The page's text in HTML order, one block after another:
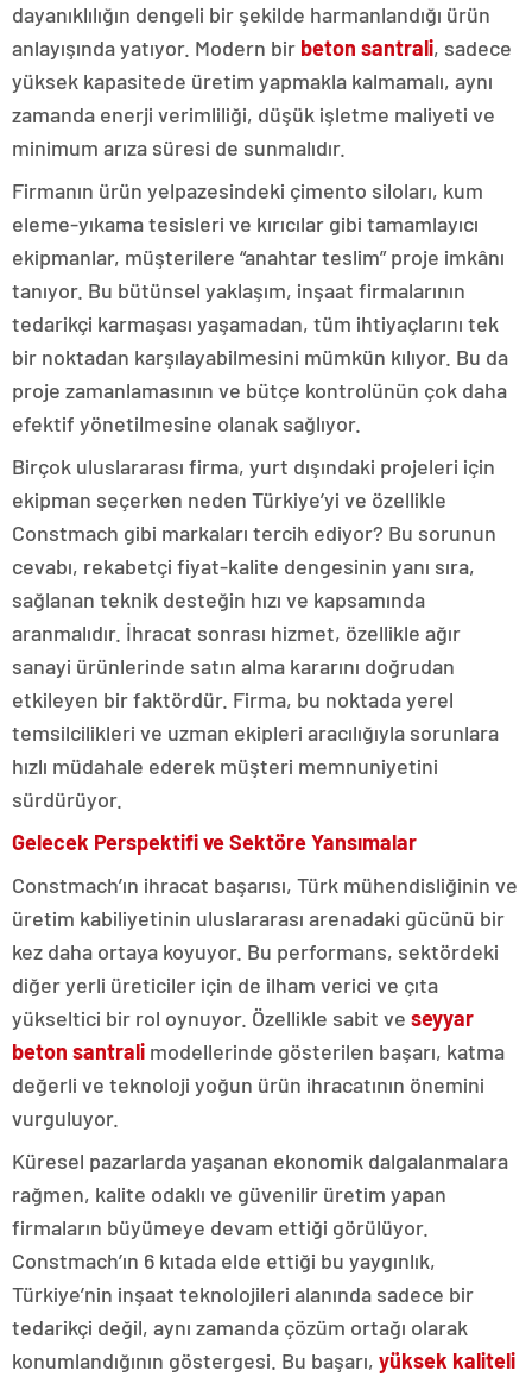
dayanıklılığın dengeli bir şekilde harmanlandığı ürün
anlayışında yatıyor. Modern bir beton santrali, sadece
yüksek kapasitede üretim yapmakla kalmamalı, aynı
zamanda enerji verimliliği, düşük işletme maliyeti ve
minimum arıza süresi de sunmalıdır.
Firmanın ürün yelpazesindeki çimento siloları, kum
eleme-yıkama tesisleri ve kırıcılar gibi tamamlayıcı
ekipmanlar, müşterilere “anahtar teslim” proje imkânı
tanıyor. Bu bütünsel yaklaşım, inşaat firmalarının
tedarikçi karmaşası yaşamadan, tüm ihtiyaçlarını tek
bir noktadan karşılayabilmesini mümkün kılıyor. Bu da
proje zamanlamasının ve bütçe kontrolünün çok daha
efektif yönetilmesine olanak sağlıyor.
Birçok uluslararası firma, yurt dışındaki projeleri için
ekipman seçerken neden Türkiye’yi ve özellikle
Constmach gibi markaları tercih ediyor? Bu sorunun
cevabı, rekabetçi fiyat-kalite dengesinin yanı sıra,
sağlanan teknik desteğin hızı ve kapsamında
aranmalıdır. İhracat sonrası hizmet, özellikle ağır
sanayi ürünlerinde satın alma kararını doğrudan
etkileyen bir faktördür. Firma, bu noktada yerel
temsilcilikleri ve uzman ekipleri aracılığıyla sorunlara
hızlı müdahale ederek müşteri memnuniyetini
sürdürüyor.
Gelecek Perspektifi ve Sektöre Yansımalar
Constmach’ın ihracat başarısı, Türk mühendisliğinin ve
üretim kabiliyetinin uluslararası arenadaki gücünü bir
kez daha ortaya koyuyor. Bu performans, sektördeki
diğer yerli üreticiler için de ilham verici ve çıta
yükseltici bir rol oynuyor. Özellikle sabit ve seyyar
beton santrali modellerinde gösterilen başarı, katma
değerli ve teknoloji yoğun ürün ihracatının önemini
vurguluyor.
Küresel pazarlarda yaşanan ekonomik dalgalanmalara
rağmen, kalite odaklı ve güvenilir üretim yapan
firmaların büyümeye devam ettiği görülüyor.
Constmach’ın 6 kıtada elde ettiği bu yaygınlık,
Türkiye’nin inşaat teknolojileri alanında sadece bir
tedarikçi değil, aynı zamanda çözüm ortağı olarak
konumlandığının göstergesi. Bu başarı, yüksek kaliteli